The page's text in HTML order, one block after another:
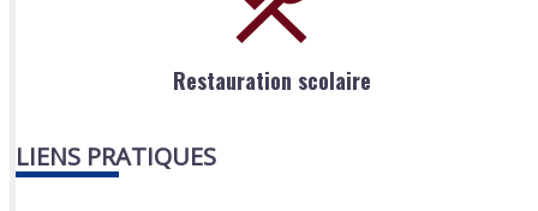
Restauration scolaire
LIENS PRATIQUES